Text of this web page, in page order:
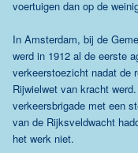
voertuigen dan op de
In Amsterdam, bij de
werd in 1912 al de eerste
verkeerstoezicht nadat de
Rijwielwet van kracht
verkeersbrigade met een
van de Rijksveldwacht
het werk niet.